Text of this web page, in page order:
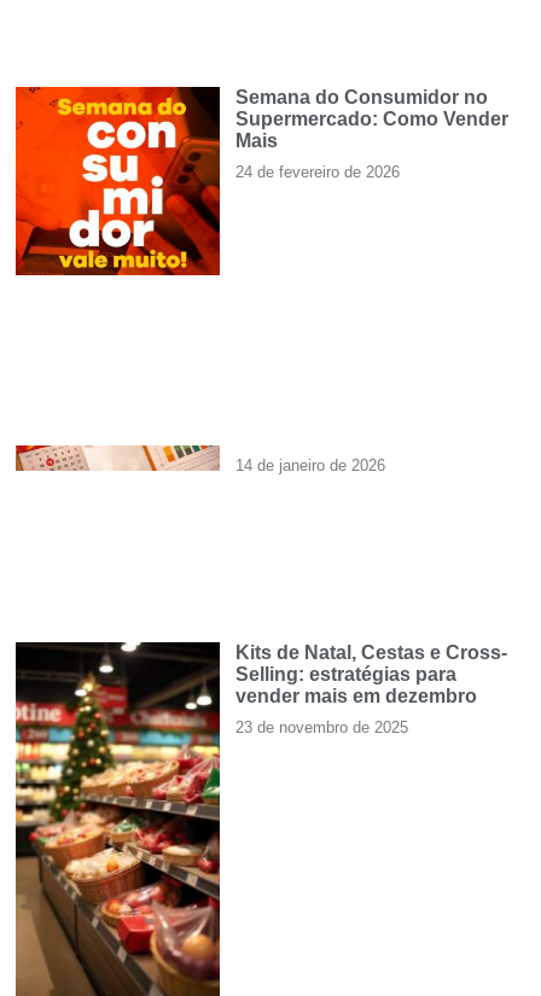
Semana do Consumidor no
Supermercado: Como Vender
Mais
24 de fevereiro de 2026
14 de janeiro de 2026
Kits de Natal, Cestas e Cross-
Selling: estratégias para
vender mais em dezembro
23 de novembro de 2025